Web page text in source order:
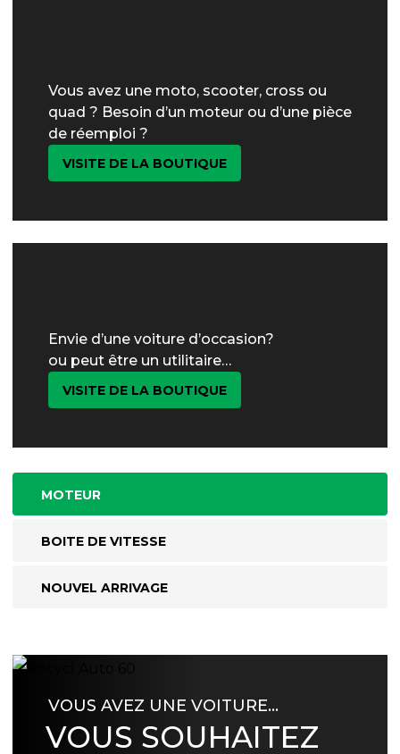
Vous avez une moto, scooter, cross ou
quad ? Besoin d’un moteur ou d’une pièce
de réemploi ?
VISITE DE LA BOUTIQUE
Envie d’une voiture d’occasion?
ou peut être un utilitaire…
VISITE DE LA BOUTIQUE
MOTEUR
BOITE DE VITESSE
NOUVEL ARRIVAGE
VOUS AVEZ UNE VOITURE…
VOUS SOUHAITEZ